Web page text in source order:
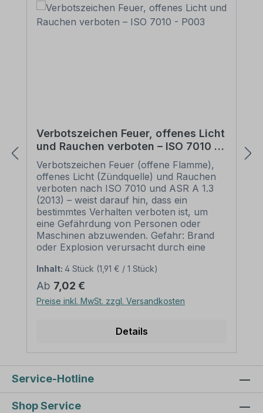
Verbotszeichen Feuer, offenes Licht
und Rauchen verboten – ISO 7010 -
P003
Verbotszeichen Feuer (offene Flamme),
offenes Licht (Zündquelle) und Rauchen
verboten nach ISO 7010 und ASR A 1.3
(2013) – weist darauf hin, dass ein
bestimmtes Verhalten verboten ist, um
eine Gefährdung von Personen oder
Maschinen abzuwenden. Gefahr: Brand
oder Explosion verursacht durch eine
Rauchen. Merkmale des
Verbotszeichens Feuer (offene Flamme),
offenes Licht (Zündquelle) und Rauchen
verboten – ISO 7010 - P003:
Querbalken rot, Symbol schwarz
(2013) Material: Selbstklebende Folie
PVC - Hartschaum 3 mm Aluminium 2
mm Abmessungen: (nicht in allen
Erkennungsweite bis 4 m Ø 200 mm –
Inhalt: 4 Stück (1,91 € / 1 Stück)
Regulärer Preis:
Ab 7,02 €
Preise inkl. MwSt. zzgl. Versandkosten
Details
Service-Hotline
Shop Service